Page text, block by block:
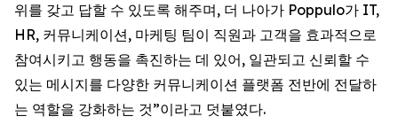
위를 갖고 답할 수 있도록 해주며, 더 나아가 Poppulo가 IT,
HR, 커뮤니케이션, 마케팅 팀이 직원과 고객을 효과적으로
참여시키고 행동을 촉진하는 데 있어, 일관되고 신뢰할 수
있는 메시지를 다양한 커뮤니케이션 플랫폼 전반에 전달하
는 역할을 강화하는 것”이라고 덧붙였다.